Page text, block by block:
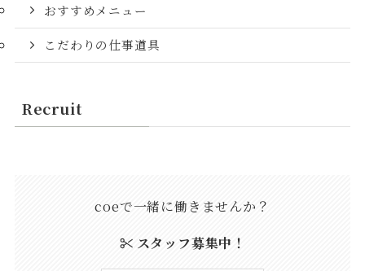
おすすめメニュー
こだわりの仕事道具
Recruit
coeで一緒に働きませんか？
スタッフ募集中！